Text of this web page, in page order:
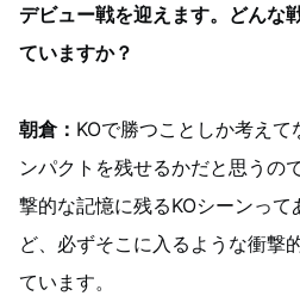
デビュー戦を迎えます。どんな
ていますか？
朝倉： KOで勝つことしか考え
ンパクトを残せるかだと思うの
撃的な記憶に残るKOシーンっ
ど、必ずそこに入るような衝撃
ています。